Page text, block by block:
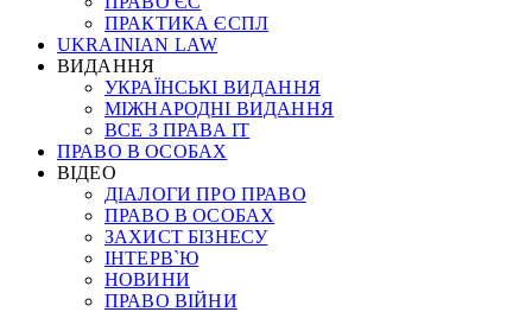
ПРАКТИКА ЄСПЛ
UKRAINIAN LAW
ВИДАННЯ
УКРАЇНСЬКІ ВИДАННЯ
МІЖНАРОДНІ ВИДАННЯ
ВСЕ З ПРАВА ІТ
ПРАВО В ОСОБАХ
ВІДЕО
ДІАЛОГИ ПРО ПРАВО
ПРАВО В ОСОБАХ
ЗАХИСТ БІЗНЕСУ
ІНТЕРВ`Ю
НОВИНИ
ПРАВО ВІЙНИ